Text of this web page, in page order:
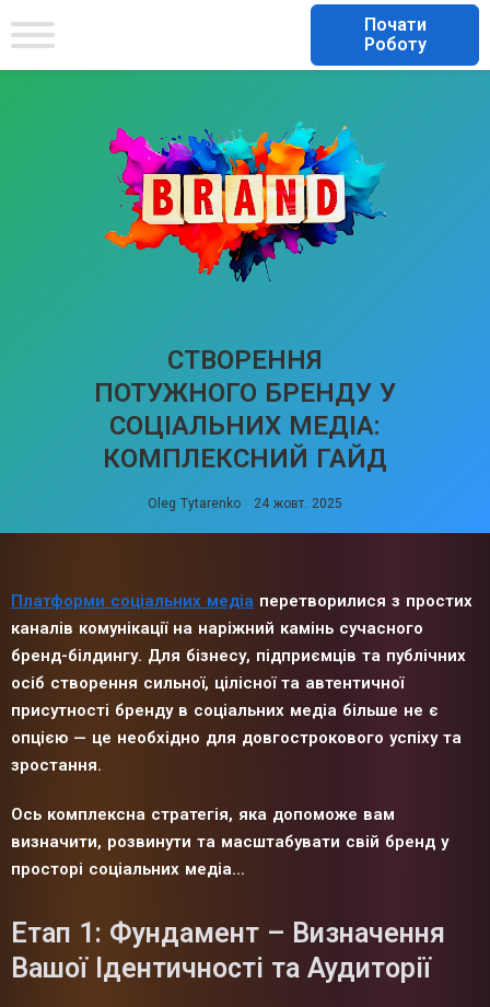
Почати
Роботу
СТВОРЕННЯ
ПОТУЖНОГО БРЕНДУ У
СОЦІАЛЬНИХ МЕДІА:
КОМПЛЕКСНИЙ ГАЙД
Oleg Tytarenko 24 жовт. 2025
Платформи соціальних медіа перетворилися з простих
каналів комунікації на наріжний камінь сучасного
бренд-білдингу. Для бізнесу, підприємців та публічних
осіб створення сильної, цілісної та автентичної
присутності бренду в соціальних медіа більше не є
опцією — це необхідно для довгострокового успіху та
зростання.
Ось комплексна стратегія, яка допоможе вам
визначити, розвинути та масштабувати свій бренд у
просторі соціальних медіа...
Етап 1: Фундамент – Визначення
Вашої Ідентичності та Аудиторії